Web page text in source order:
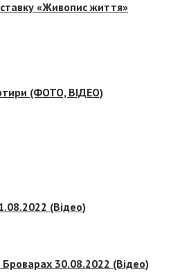
«Живопис життя»
(ФОТО, ВІДЕО)
(Відео)
Броварах 30.08.2022 (Відео)